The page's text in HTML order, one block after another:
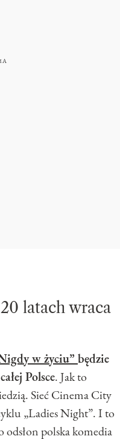
latach wraca
w życiu” będzie
Polsce. Jak to
Sieć Cinema City
„Ladies Night”. I to
odsłon polska komedia